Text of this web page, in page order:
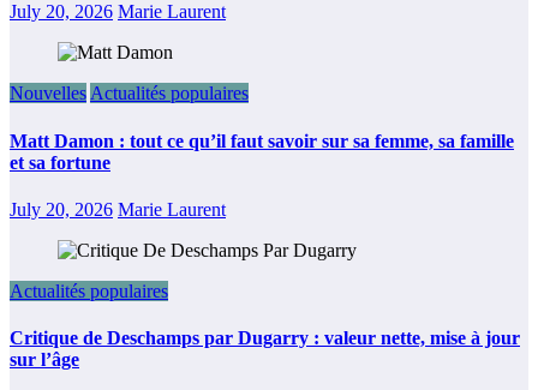
July 20, 2026 Marie Laurent
NouvellesActualités populaires
Matt Damon : tout ce qu’il faut savoir sur sa femme, sa famille
et sa fortune
July 20, 2026 Marie Laurent
Actualités populaires
Critique de Deschamps par Dugarry : valeur nette, mise à jour
sur l’âge